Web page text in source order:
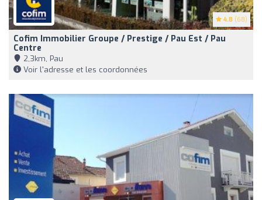
4.8 (68)
Cofim Immobilier Groupe / Prestige / Pau Est / Pau
Centre
2,3km, Pau
Voir l'adresse et les coordonnées